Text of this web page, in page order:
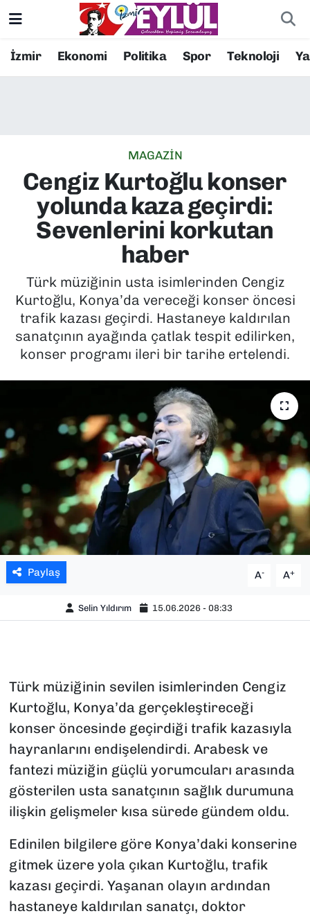
İzmir Ekonomi Politika Spor Teknoloji
MAGAZİN
Cengiz Kurtoğlu konser
yolunda kaza geçirdi:
Sevenlerini korkutan
haber
Türk müziğinin usta isimlerinden Cengiz
Kurtoğlu, Konya’da vereceği konser öncesi
trafik kazası geçirdi. Hastaneye kaldırılan
sanatçının ayağında çatlak tespit edilirken,
konser programı ileri bir tarihe ertelendi.
Paylaş A- A+
Selin Yıldırım 15.06.2026 - 08:33
Türk müziğinin sevilen isimlerinden Cengiz
Kurtoğlu, Konya’da gerçekleştireceği
konser öncesinde geçirdiği trafik kazasıyla
hayranlarını endişelendirdi. Arabesk ve
fantezi müziğin güçlü yorumcuları arasında
gösterilen usta sanatçının sağlık durumuna
ilişkin gelişmeler kısa sürede gündem oldu.
Edinilen bilgilere göre Konya’daki konserine
gitmek üzere yola çıkan Kurtoğlu, trafik
kazası geçirdi. Yaşanan olayın ardından
hastaneye kaldırılan sanatçı, doktor
Resmi İlanlar
EKONOMİ
KÜLTÜR SANAT
POLİTİKA
SAĞLIK
YAŞAM
YEREL YÖNETİMLER
Konak Nöbetçi Eczaneler
Süper Lig Puan Durumu ve Fikstür
Tüm Manşetler
Son Dakika Haberleri